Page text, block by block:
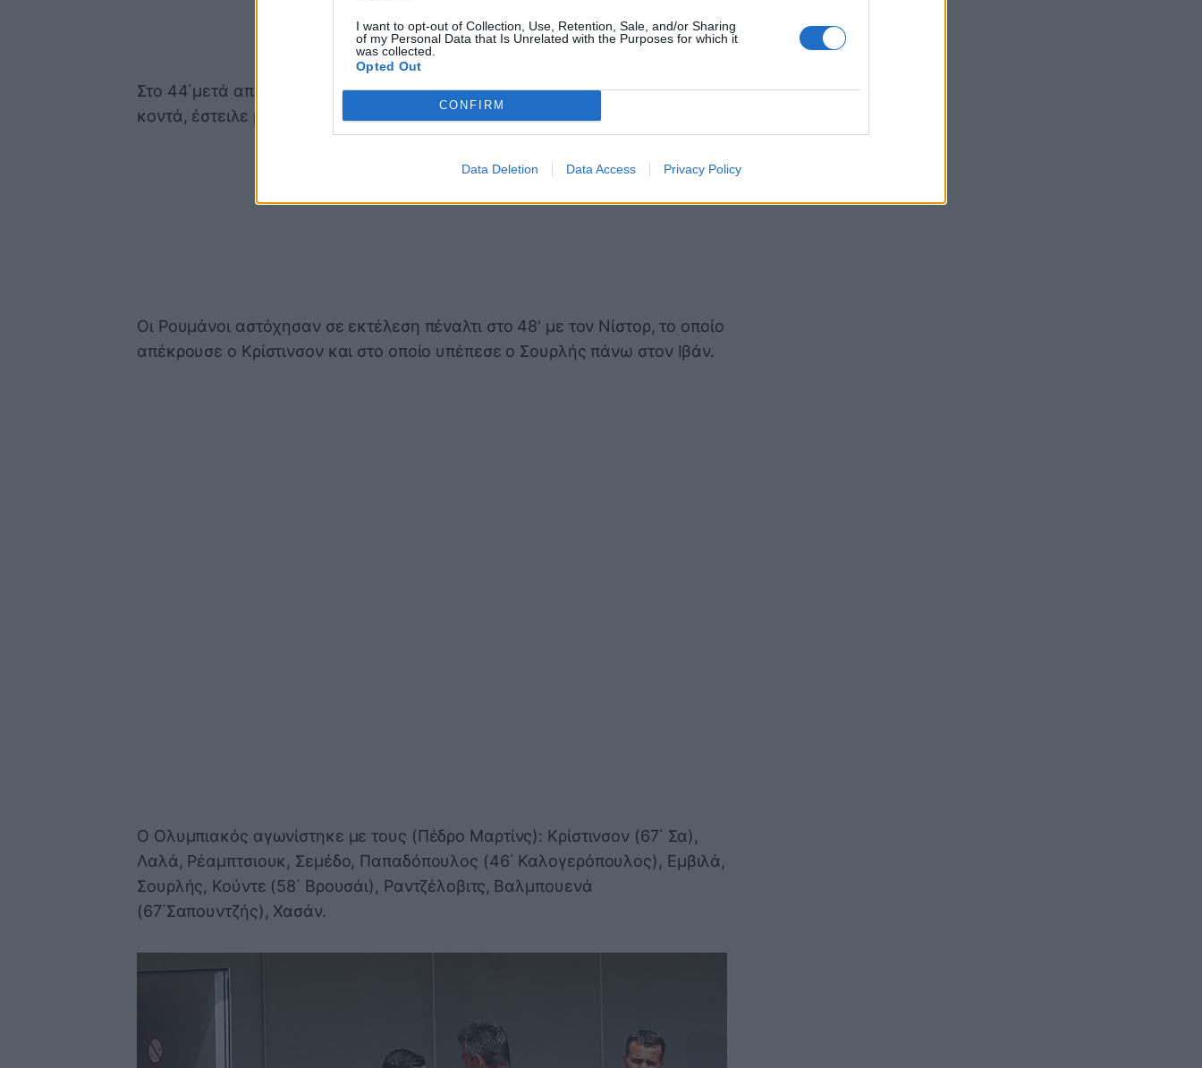
I want to opt-out of Collection, Use, Retention, Sale, and/or Sharing
of my Personal Data that Is Unrelated with the Purposes for which it
was collected.
Opted Out
CONFIRM
Data Deletion Data Access Privacy Policy
Στο 44΄μετά από κόρνερ το οποίο εκτέλεσε ο Βαλμπουενά, ο Εμβιλά από
κοντά, έστειλε με πλασέ την μπάλα στα δίχτυα για το 2-0.
Οι Ρουμάνοι αστόχησαν σε εκτέλεση πέναλτι στο 48' με τον Νίστορ, το οποίο
απέκρουσε ο Κρίστινσον και στο οποίο υπέπεσε ο Σουρλής πάνω στον Ιβάν.
Ο Ολυμπιακός αγωνίστηκε με τους (Πέδρο Μαρτίνς): Κρίστινσον (67΄ Σα),
Λαλά, Ρέαμπτσιουκ, Σεμέδο, Παπαδόπουλος (46΄ Καλογερόπουλος), Εμβιλά,
Σουρλής, Κούντε (58΄ Βρουσάι), Ραντζέλοβιτς, Βαλμπουενά
(67΄Σαπουντζής), Χασάν.